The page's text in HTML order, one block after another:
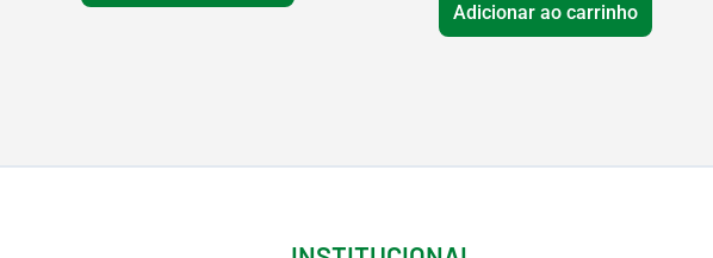
Adicionar ao carrinho